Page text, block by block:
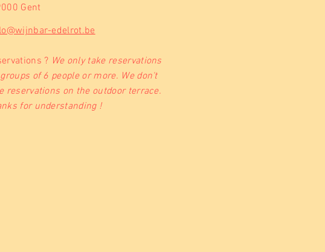
Gent
edelrot.be
? We only take reservations
of 6 people or more. We don't
reservations on the outdoor terrace.
for understanding !